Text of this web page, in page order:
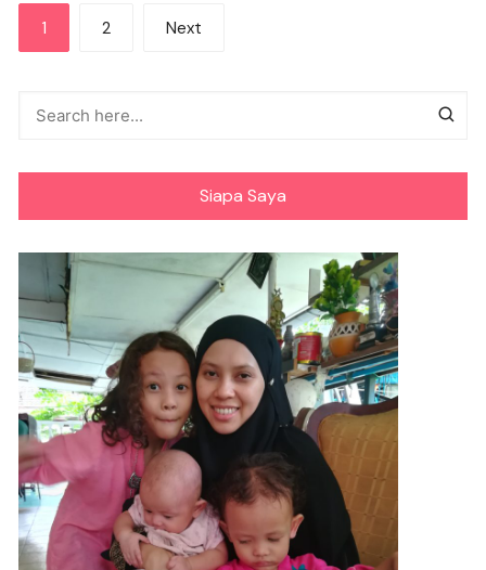
Posts
pagination
1 2 Next
Siapa Saya